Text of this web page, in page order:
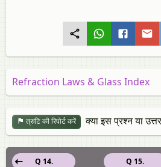
Refraction Laws & Glass Index
त्रुटि की रिपोर्ट करें क्या इस प्रश्न या
Q 15.
Q 14.